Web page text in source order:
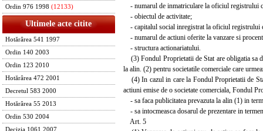
Ordin 976 1998 (12133)
Ultimele acte citite
Hotărârea 541 1997
Ordin 140 2003
Ordin 123 2010
Hotărârea 472 2001
Decretul 583 2000
Hotărârea 55 2013
Ordin 530 2004
Decizia 1061 2007
- numarul de inmatriculare la oficiul registrului
- obiectul de activitate;
- capitalul social inregistrat la oficiul registrului
- numarul de actiuni oferite la vanzare si
- structura actionariatului.
(3) Fondul Proprietatii de Stat are obligatia sa
la alin. (2) pentru societatile comerciale care
(4) In cazul in care la Fondul Proprietatii de
actiuni emise de o societate comerciala, Fondul
- sa faca publicitatea prevazuta la alin (1) in
- sa intocmeasca dosarul de prezentare in
Art. 5